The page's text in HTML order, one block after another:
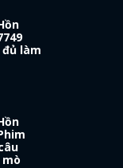
làm